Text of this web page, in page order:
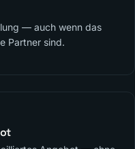
— auch wenn das
Partner sind.